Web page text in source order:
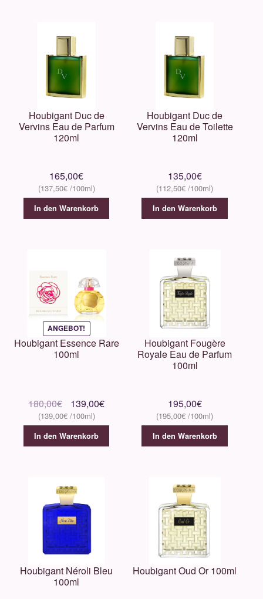
Houbigant Duc de
Vervins Eau de Parfum
120ml
165,00€
137,50€
In den Warenkorb
Houbigant Duc de
Vervins Eau de Toilette
120ml
135,00€
112,50€
In den Warenkorb
Houbigant Essence Rare
100ml
ANGEBOT!
180,00€
Ursprünglicher
Preis
war:
180,00€
139,00€Aktueller
139,00€.
139,00€
In den Warenkorb
Houbigant Fougère
Royale Eau de Parfum
100ml
195,00€
195,00€
In den Warenkorb
Houbigant Néroli Bleu
100ml
Houbigant Oud Or 100ml